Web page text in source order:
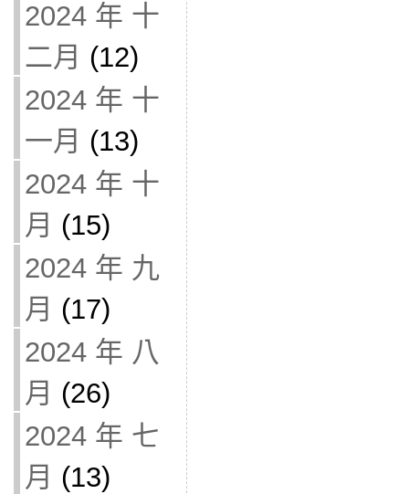
2024 年 十
二月 (12)
2024 年 十
一月 (13)
2024 年 十
月 (15)
2024 年 九
月 (17)
2024 年 八
月 (26)
2024 年 七
月 (13)